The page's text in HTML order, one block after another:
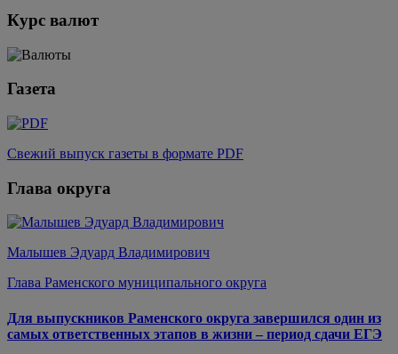
Курс валют
Газета
Свежий выпуск газеты в формате PDF
Глава округа
Малышев Эдуард Владимирович
Глава Раменского муниципального округа
Для выпускников Раменского округа завершился один из
самых ответственных этапов в жизни – период сдачи ЕГЭ